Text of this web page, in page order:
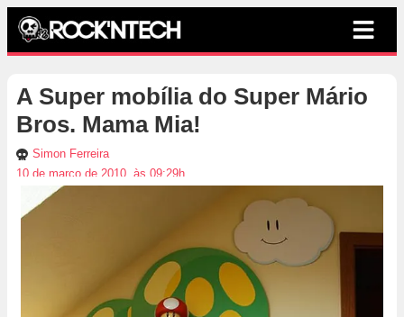
A Super mobília do Super Mário
Bros. Mama Mia!
Simon Ferreira
10 de março de 2010, às 09:29h